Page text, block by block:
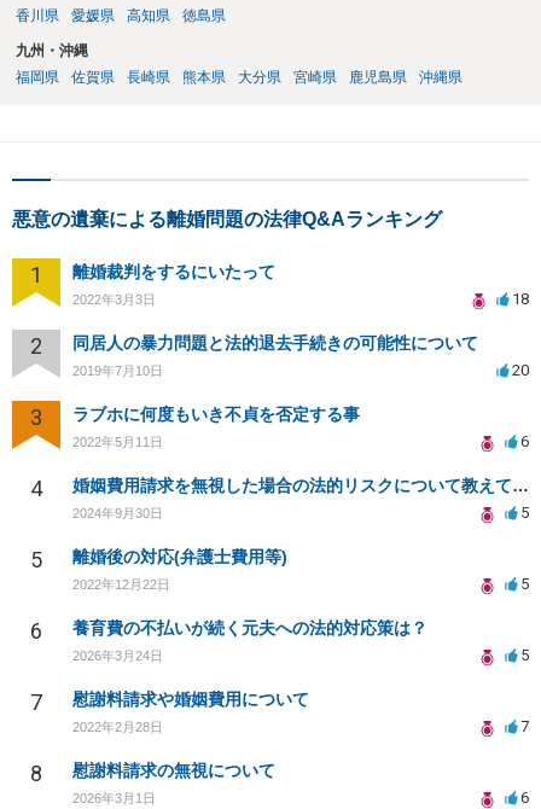
香川県
愛媛県 高知県 徳島県
九州・沖縄
福岡県
佐賀県 長崎県 熊本県 大分県 宮崎県 鹿児島県 沖縄県
悪意の遺棄による離婚問題の法律Q&Aランキング
1 離婚裁判をするにいたって
2022年3月3日 18
2 同居人の暴力問題と法的退去手続きの可能性について
2019年7月10日 20
3 ラブホに何度もいき不貞を否定する事
2022年5月11日 6
4 婚姻費用請求を無視した場合の法的リスクについて教えてください
2024年9月30日 5
5 離婚後の対応(弁護士費用等)
2022年12月22日 5
6 養育費の不払いが続く元夫への法的対応策は？
2026年3月24日 5
7 慰謝料請求や婚姻費用について
2022年2月28日 7
8 慰謝料請求の無視について
2026年3月1日 6